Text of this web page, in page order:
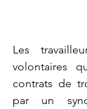
Les
volontaires
contrats de
par un